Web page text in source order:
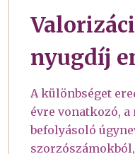
nyugdíj
A különbséget
évre vonatkozó,
befolyásoló